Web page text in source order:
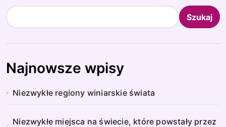
Szukaj
Najnowsze wpisy
Niezwykłe regiony winiarskie świata
Niezwykłe miejsca na świecie, które powstały przez